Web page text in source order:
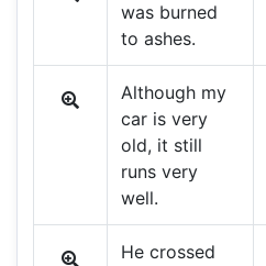
was burned
to ashes.
Although my
car is very
old, it still
runs very
well.
He crossed